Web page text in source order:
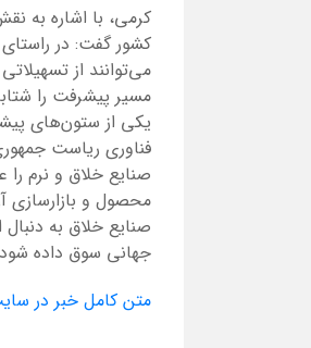
کشور گفت: در
می‌توانند از
مسیر پیشرفت را
یکی از ستون‌های
فناوری ریاست
صنایع خلاق و نرم
محصول و
صنایع خلاق به
جهانی سوق داده
متن کامل خبر در